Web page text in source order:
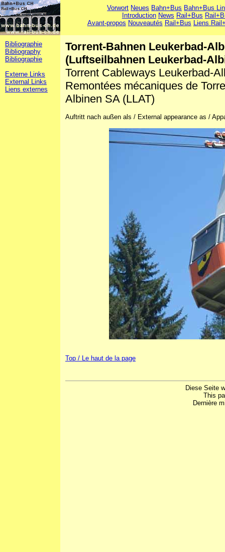
Vorwort Neues Bahn+Bus Bahn+Bus
Introduction News Rail+Bus
Avant-propos Nouveautés Rail+Bus Liens
Bibliographie
Bibliography
Bibliographie
Externe Links
External Links
Liens externes
Torrent-Bahnen Leukerbad-
(Luftseilbahnen Leukerbad-
Torrent Cableways Leukerbad-
Remontées mécaniques de
Albinen SA (LLAT)
Auftritt nach außen als / External appearance as /
Top / Le haut de la page
Diese Seite
This
Dernière